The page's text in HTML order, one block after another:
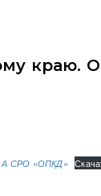
краю.
А СРО «ОПКД»